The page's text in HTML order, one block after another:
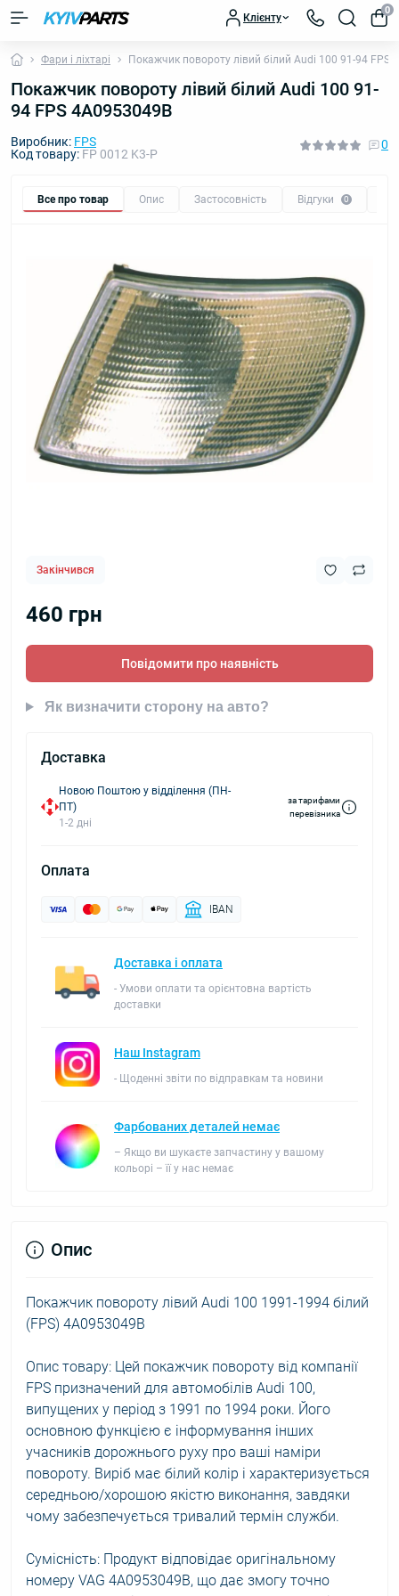
Клієнту
0
Фари і ліхтарі Покажчик повороту лівий білий Audi 100 91-94 FPS
Покажчик повороту лівий білий Audi 100 91-
94 FPS 4A0953049B
Виробник: FPS
Код товару: FP 0012 K3-P
0
Все про товар Опис Застосовність Відгуки 0
Закінчився
460 грн
Повідомити про наявність
Як визначити сторону на авто?
Доставка
Новою Поштою у відділення (ПН-
ПТ)
1-2 дні
за тарифами
перевізника
Оплата
IBAN
Доставка і оплата
- Умови оплати та орієнтовна вартість
доставки
Наш Instagram
- Щоденні звіти по відправкам та новини
Фарбованих деталей немає
– Якщо ви шукаєте запчастину у вашому
кольорі – її у нас немає
Опис
Покажчик повороту лівий Audi 100 1991-1994 білий
(FPS) 4A0953049B
Опис товару: Цей покажчик повороту від компанії
FPS призначений для автомобілів Audi 100,
випущених у період з 1991 по 1994 роки. Його
основною функцією є інформування інших
учасників дорожнього руху про ваші наміри
повороту. Виріб має білий колір і характеризується
середньою/хорошою якістю виконання, завдяки
чому забезпечується тривалий термін служби.
Сумісність: Продукт відповідає оригінальному
номеру VAG 4A0953049B, що дає змогу точно